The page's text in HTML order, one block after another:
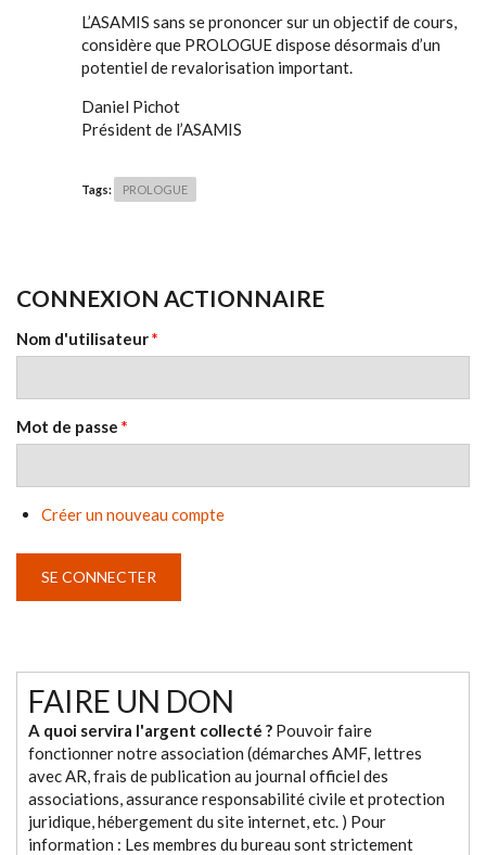
L’ASAMIS sans se prononcer sur un objectif de cours,
considère que PROLOGUE dispose désormais d’un
potentiel de revalorisation important.
Daniel Pichot
Président de l’ASAMIS
Tags: PROLOGUE
CONNEXION ACTIONNAIRE
Nom d'utilisateur*
Mot de passe *
Créer un nouveau compte
FAIRE UN DON
A quoi servira l'argent collecté ? Pouvoir faire
fonctionner notre association (démarches AMF, lettres
avec AR, frais de publication au journal officiel des
associations, assurance responsabilité civile et protection
juridique, hébergement du site internet, etc. ) Pour
information : Les membres du bureau sont strictement